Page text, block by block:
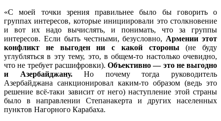
«С моей точки зрения правильнее было бы говорить о
группах интересов, которые инициировали это столкновение
и вот их надо вычислять, и понимать, что за группы
интересов. Если быть честными, безусловно, Армении этот
конфликт не выгоден ни с какой стороны (не буду
углубляться в эту тему, это, в общем-то настолько очевидно,
что не требует расшифровки). Объективно — это не выгодно
и Азербайджану.Но почему тогда руководитель
Азербайджана санкционировал каким-то образом (ведь это
решение всё-таки зависит от него) наступление этой страны
было в направлении Степанакерта и других населенных
пунктов Нагорного Карабаха.